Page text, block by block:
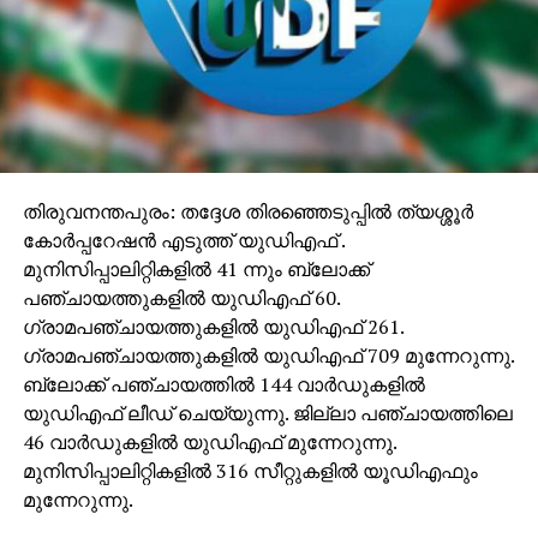
തിരുവനന്തപുരം: തദ്ദേശ തിരഞ്ഞെടുപ്പില്‍ ത്യശ്ശൂര്‍
കോര്‍പ്പറേഷന്‍ എടുത്ത് യുഡിഎഫ് .
മുനിസിപ്പാലിറ്റികളില്‍ 41 ന്നും ബ്ലോക്ക്
പഞ്ചായത്തുകളില്‍ യുഡിഎഫ് 60.
ഗ്രാമപഞ്ചായത്തുകളില്‍ യുഡിഎഫ് 261.
ഗ്രാമപഞ്ചായത്തുകളില്‍ യുഡിഎഫ് 709 മുന്നേറുന്നു.
ബ്ലോക്ക് പഞ്ചായത്തില്‍ 144 വാര്‍ഡുകളില്‍
യുഡിഎഫ് ലീഡ് ചെയ്യുന്നു. ജില്ലാ പഞ്ചായത്തിലെ
46 വാര്‍ഡുകളില്‍ യുഡിഎഫ് മുന്നേറുന്നു.
മുനിസിപ്പാലിറ്റികളില്‍ 316 സീറ്റുകളില്‍ യൂഡിഎഫും
മുന്നേറുന്നു.